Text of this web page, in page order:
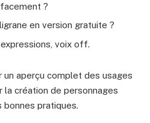
?
en version gratuite ?
voix off.
un aperçu complet des usages
la création de personnages
pratiques.